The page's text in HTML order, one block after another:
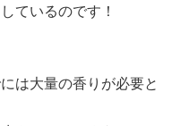
ているのです！
は大量の香りが必要と